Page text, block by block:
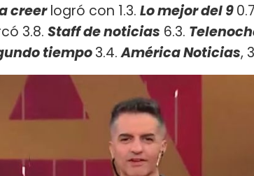
creerlogró con 1.3. Lo mejor del 9
3.8. Staff de noticias 6.3.
tiempo3.4.América Noticias,